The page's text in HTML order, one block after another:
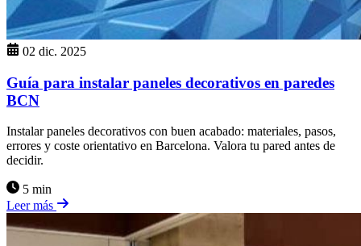
02 dic. 2025
Guía para instalar paneles decorativos en paredes
BCN
Instalar paneles decorativos con buen acabado: materiales, pasos,
errores y coste orientativo en Barcelona. Valora tu pared antes de
decidir.
5 min
Leer más